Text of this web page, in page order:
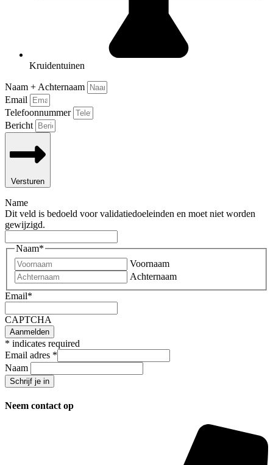
Kruidentuinen
Naam + Achternaam
Email
Telefoonnummer
Bericht
Versturen
Name
Dit veld is bedoeld voor validatiedoeleinden en moet niet worden
gewijzigd.
Naam*
Voornaam
Achternaam
Email*
CAPTCHA
* indicates required
Email adres *
Naam
Neem contact op